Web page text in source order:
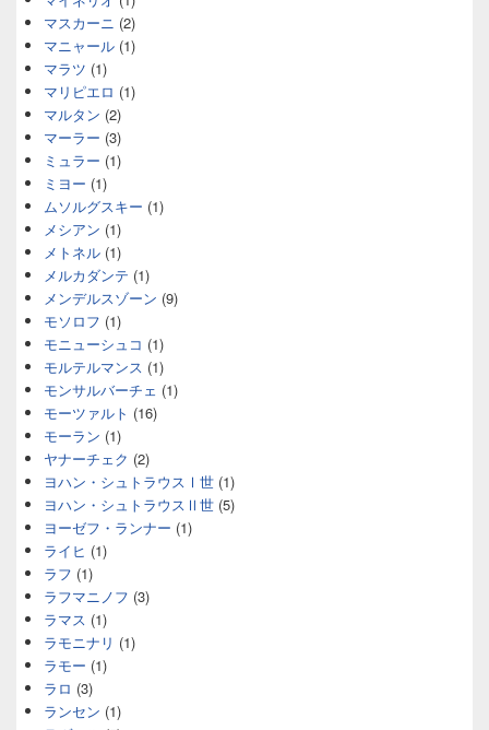
マスカーニ (2)
マニャール (1)
マラツ (1)
マリピエロ (1)
マルタン (2)
マーラー (3)
ミュラー (1)
ミヨー (1)
ムソルグスキー (1)
メシアン (1)
メトネル (1)
メルカダンテ (1)
メンデルスゾーン (9)
モソロフ (1)
モニューシュコ (1)
モルテルマンス (1)
モンサルバーチェ (1)
モーツァルト (16)
モーラン (1)
ヤナーチェク (2)
ヨハン・シュトラウスⅠ世 (1)
ヨハン・シュトラウスⅡ世 (5)
ヨーゼフ・ランナー (1)
ライヒ (1)
ラフ (1)
ラフマニノフ (3)
ラマス (1)
ラモニナリ (1)
ラモー (1)
ラロ (3)
ランセン (1)